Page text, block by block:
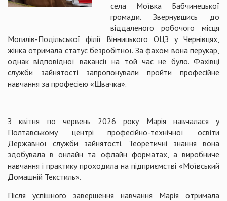
села Моївка Бабчинецької
громади. Звернувшись до
віддаленого робочого місця
Могилів-Подільської філії Вінницького ОЦЗ у Чернівцях,
жінка отримала статус безробітної. За фахом вона перукар,
однак відповідної вакансії на той час не було. Фахівці
служби зайнятості запропонували пройти професійне
навчання за професією «Швачка».
З квітня по червень 2026 року Марія навчалася у
Полтавському центрі професійно-технічної освіти
Державної служби зайнятості. Теоретичні знання вона
здобувала в онлайн та офлайн форматах, а виробниче
навчання і практику проходила на підприємстві «Моївський
Домашній Текстиль».
Після успішного завершення навчання Марія отримала